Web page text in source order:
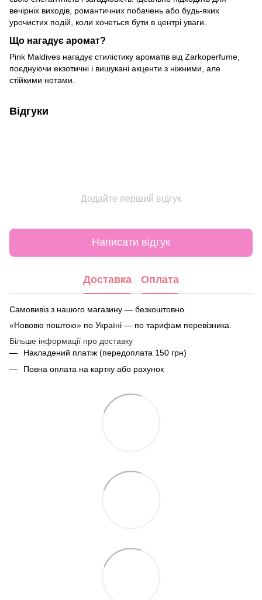
вечірніх виходів, романтичних побачень або будь-яких
урочистих подій, коли хочеться бути в центрі уваги.
Що нагадує аромат?
Pink Maldives нагадує стилістику ароматів від Zarkoperfume,
поєднуючи екзотичні і вишукані акценти з ніжними, але
стійкими нотами.
Відгуки
Додайте перший відгук
Написати відгук
Доставка Оплата
Самовивіз з нашого магазину — безкоштовно.
«Нововю поштою» по Україні — по тарифам перевізника.
Більше інформації про доставку
Накладений платіж (передоплата 150 грн)
Повна оплата на картку або рахунок